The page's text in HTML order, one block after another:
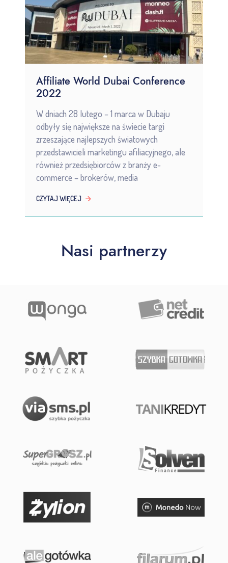
Affiliate World Dubai Conference
2022
W dniach 28 lutego – 1 marca w Dubaju
odbyły się największe na świecie targi
zrzeszające najlepszych światowych
przedstawicieli marketingu afiliacyjnego, ale
również przedsiębiorców z branży e-
commerce – brokerów, media
CZYTAJ WIĘCEJ
Nasi partnerzy